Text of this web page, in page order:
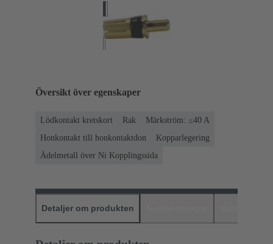
Översikt över egenskaper
Lödkontakt kretskort Rak
Märkström: ≤40 A
Honkontakt till honkontaktdon
Kopparlegering
Ädelmetall över Ni Kopplingssida
Detaljer om produkten